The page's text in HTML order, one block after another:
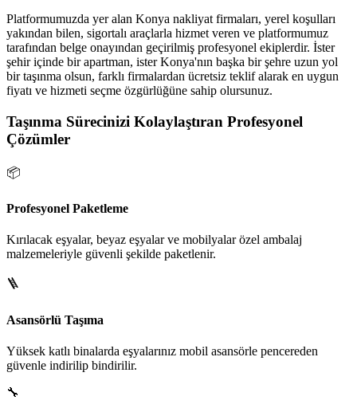
Platformumuzda yer alan Konya nakliyat firmaları, yerel koşulları
yakından bilen, sigortalı araçlarla hizmet veren ve platformumuz
tarafından belge onayından geçirilmiş profesyonel ekiplerdir. İster
şehir içinde bir apartman, ister Konya'nın başka bir şehre uzun yol
bir taşınma olsun, farklı firmalardan ücretsiz teklif alarak en uygun
fiyatı ve hizmeti seçme özgürlüğüne sahip olursunuz.
Taşınma Sürecinizi Kolaylaştıran Profesyonel
Çözümler
📦
Profesyonel Paketleme
Kırılacak eşyalar, beyaz eşyalar ve mobilyalar özel ambalaj
malzemeleriyle güvenli şekilde paketlenir.
🪜
Asansörlü Taşıma
Yüksek katlı binalarda eşyalarınız mobil asansörle pencereden
güvenle indirilip bindirilir.
🔧